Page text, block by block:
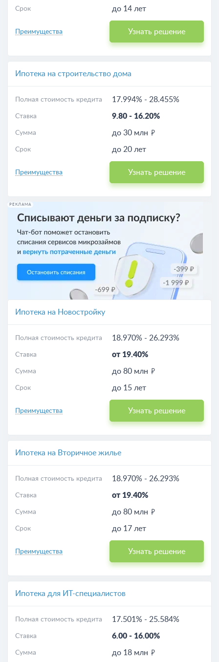
Срок до 14 лет
Преимущества Узнать решение
Ипотека на строительство дома
Полная стоимость кредита 17.994% - 28.455%
Ставка 9.80 - 16.20%
Сумма до 30 млн
Срок до 20 лет
Преимущества Узнать решение
РЕКЛАМА
Ипотека на Новостройку
Полная стоимость кредита 18.970% - 26.293%
Ставка от 19.40%
Сумма до 80 млн
Срок до 15 лет
Преимущества Узнать решение
Ипотека на Вторичное жилье
Полная стоимость кредита 18.970% - 26.293%
Ставка от 19.40%
Сумма до 80 млн
Срок до 17 лет
Преимущества Узнать решение
Ипотека для ИТ-специалистов
Полная стоимость кредита 17.501% - 25.584%
Ставка 6.00 - 16.00%
Сумма до 18 млн